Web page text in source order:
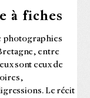
à fiches
photographies
entre
sont ceux de
Le récit